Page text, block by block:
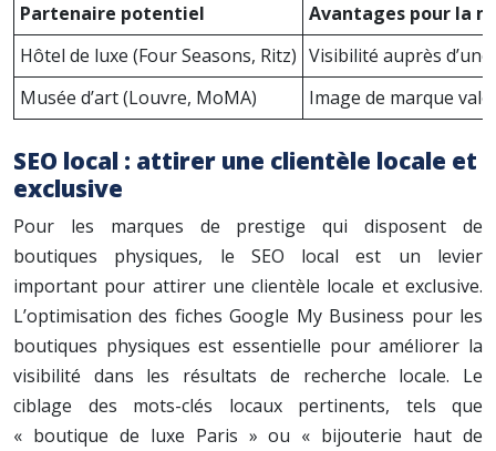
Partenaire potentiel
Avantages pour la
Hôtel de luxe (Four Seasons, Ritz) Visibilité auprès
Musée d’art (Louvre, MoMA)
Image de marque
SEO local : attirer une clientèle locale et
exclusive
Pour les marques de prestige qui disposent de
boutiques physiques, le SEO local est un levier
important pour attirer une clientèle locale et exclusive.
L’optimisation des fiches Google My Business pour les
boutiques physiques est essentielle pour améliorer la
visibilité dans les résultats de recherche locale. Le
ciblage des mots-clés locaux pertinents, tels que
« boutique de luxe Paris » ou « bijouterie haut de